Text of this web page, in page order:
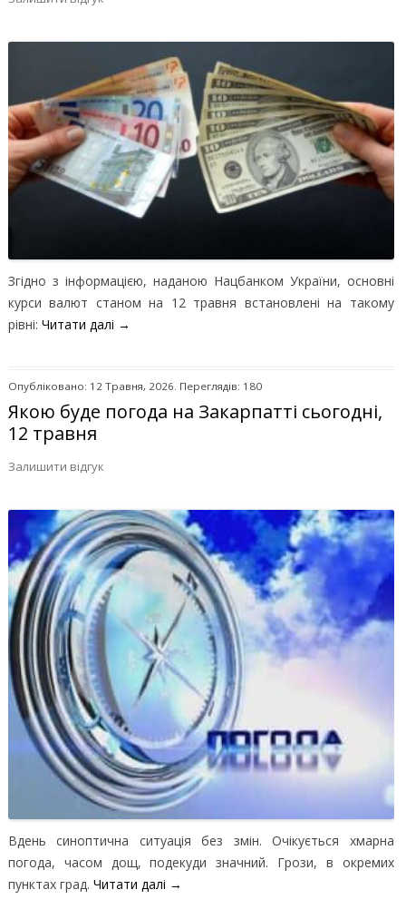
Згідно з інформацією, наданою Нацбанком України, основні
курси валют станом на 12 травня встановлені на такому
рівні: Читати далі →
Опубліковано: 12 Травня, 2026. Переглядів: 180
Якою буде погода на Закарпатті сьогодні,
12 травня
Залишити відгук
Вдень синоптична ситуація без змін. Очікується хмарна
погода, часом дощ, подекуди значний. Грози, в окремих
пунктах град. Читати далі →